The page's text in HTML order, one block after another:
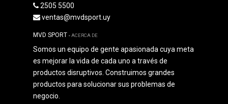
2505 5500
ventas@mvdsport.uy
MVD SPORT -ACERCA DE
Somos un equipo de gente apasionada cuya meta
es mejorar la vida de cada uno a través de
productos disruptivos. Construimos grandes
productos para solucionar sus problemas de
negocio.